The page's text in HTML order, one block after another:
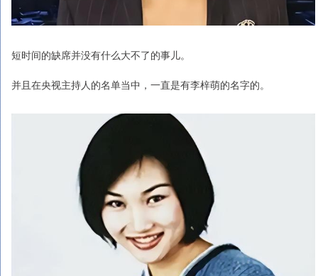
短时间的缺席并没有什么大不了的事儿。
并且在央视主持人的名单当中，一直是有李梓萌的名字的。